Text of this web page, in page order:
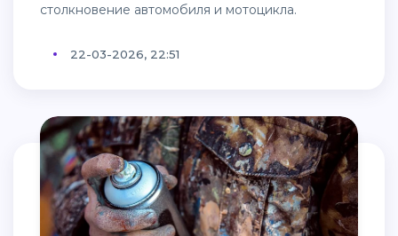
столкновение автомобиля и мотоцикла.
22-03-2026, 22:51